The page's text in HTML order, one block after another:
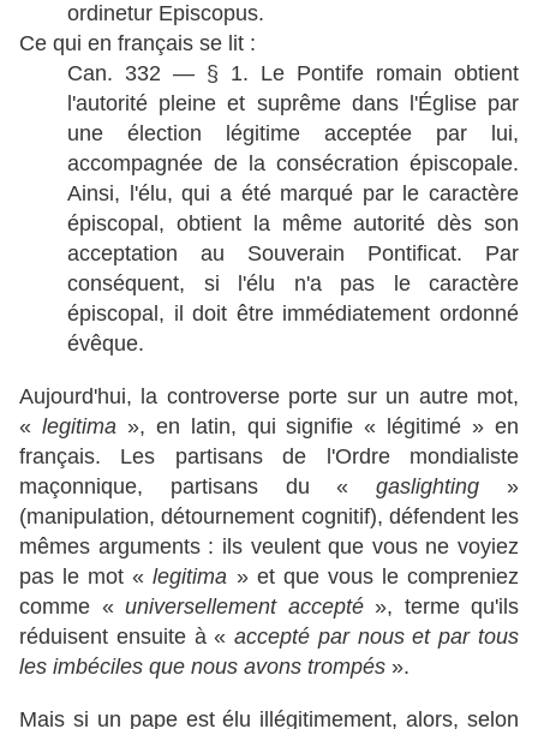
ordinetur Episcopus.
Ce qui en français se lit :
Can. 332 — § 1. Le Pontife romain obtient
l'autorité pleine et suprême dans l'Église par
une élection légitime acceptée par lui,
accompagnée de la consécration épiscopale.
Ainsi, l'élu, qui a été marqué par le caractère
épiscopal, obtient la même autorité dès son
acceptation au Souverain Pontificat. Par
conséquent, si l'élu n'a pas le caractère
épiscopal, il doit être immédiatement ordonné
évêque.
Aujourd'hui, la controverse porte sur un autre mot,
« legitima», en latin, qui signifie « légitimé » en
français. Les partisans de l'Ordre mondialiste
maçonnique, partisans du «gaslighting »
(manipulation, détournement cognitif), défendent les
mêmes arguments : ils veulent que vous ne voyiez
pas le mot «legitima » et que vous le compreniez
comme « universellement accepté », terme qu'ils
réduisent ensuite à «accepté par nous et par tous
les imbéciles que nous avons trompés ».
Mais si un pape est élu illégitimement, alors, selon